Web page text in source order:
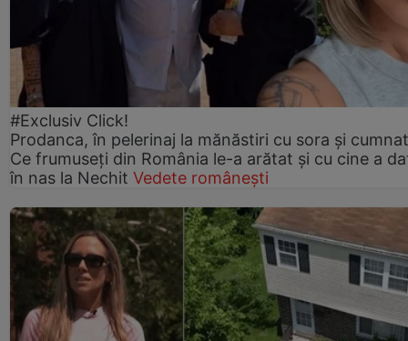
#Exclusiv Click!
Prodanca, în pelerinaj la mănăstiri cu sora și
Ce frumuseți din România le-a arătat și cu cine a
în nas la Nechit Vedete românești